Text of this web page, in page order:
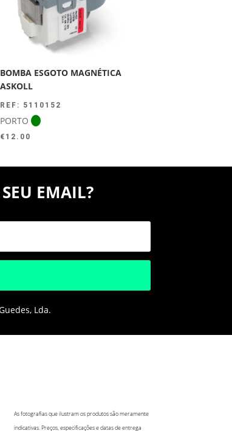
BOMBA ESGOTO MAGNÉTICA
ASKOLL
REF: 5110152
PORTO
€ 12.00
EMAIL?
Lda.
As fotografias que ilustram os produtos são meramente
indicativas. Preços, especificações e datas de entrega